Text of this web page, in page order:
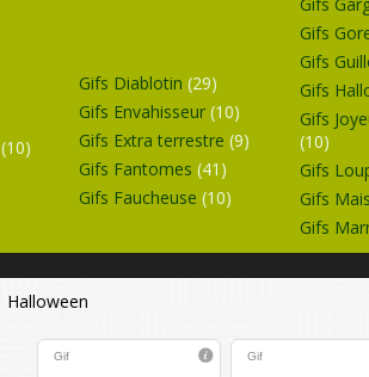
(10)
Gifs Diablotin (29)
Gifs Envahisseur (10)
Gifs Extra terrestre (9)
Gifs Fantomes (41)
Gifs Faucheuse (10)
Gifs
Gifs
Gifs
Gifs
(10)
Gifs
Gifs
Gifs
Halloween
Gif Gif